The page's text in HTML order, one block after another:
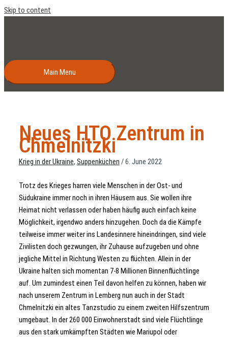
Skip to content
Main Menu
Neues HTO Zentrum in
Chmelnitzki
Krieg in der Ukraine, Suppenküchen /6. June 2022
Trotz des Krieges harren viele Menschen in der Ost- und
Südukraine immer noch in ihren Häusern aus. Sie wollen ihre
Heimat nicht verlassen oder haben häufig auch einfach keine
Möglichkeit, irgendwo anders hinzugehen. Doch da die Kämpfe
teilweise immer weiter ins Landesinnere hineindringen, sind viele
Zivilisten doch gezwungen, ihr Zuhause aufzugeben und ohne
jegliche Mittel in Richtung Westen zu flüchten. Allein in der
Ukraine halten sich momentan 7-8 Millionen Binnenflüchtlinge
auf. Um zumindest einen Teil davon helfen zu können, haben wir
nach unserem Zentrum in Lemberg nun auch in der Stadt
Chmelnitzki ein altes Tanzstudio zu einem zweiten Hilfszentrum
umgebaut. In der 260 000 Einwohnerstadt sind viele Flüchtlinge
aus den stark umkämpften Städten wie Mariupol oder